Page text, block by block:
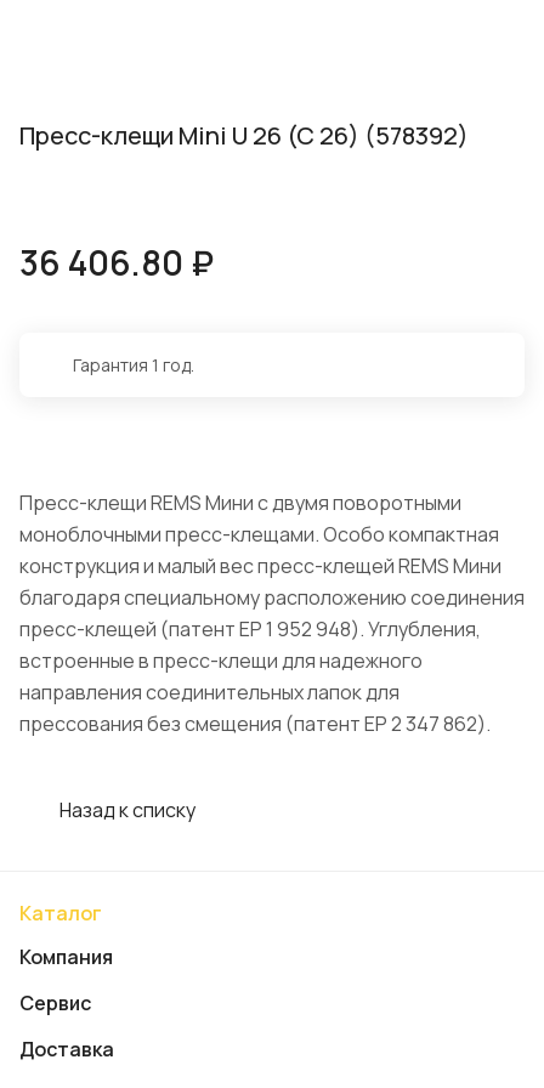
Пресс-клещи Mini U 26 (C 26) (578392)
36 406.80 ₽
Гарантия 1 год.
Пресс-клещи REMS Мини с двумя поворотными
моноблочными пресс-клещами. Особо компактная
конструкция и малый вес пресс-клещей REMS Мини
благодаря специальному расположению соединения
пресс-клещей (патент EP 1 952 948). Углубления,
встроенные в пресс-клещи для надежного
направления соединительных лапок для
прессования без смещения (патент EP 2 347 862).
Назад к списку
Каталог
Компания
Сервис
Доставка